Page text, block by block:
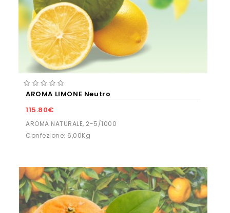
AROMA LIMONE Neutro
115.80€
AROMA NATURALE, 2-5/1000
Confezione: 6,00Kg